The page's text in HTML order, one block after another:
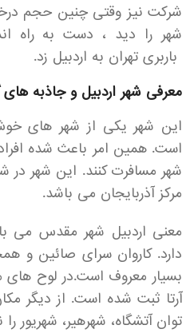
شرکت نیز وقتی چنین حجم
شهر را دید ، دست به
باربری تهران به اردبیل زد.
معرفی شهر اردبیل و جاذبه
این شهر یکی از شهر های
است. همین امر باعث شده
شهر مسافرت کنند. این شهر
مرکز آذربایجان می باشد.
معنی اردبیل شهر مقدس می
دارد. کاروان سرای صائین و
بسیار معروف است.در لوح های
آرتا ثبت شده است. از دیگر
توان آتشگاه، شهرهیر، شهریور را